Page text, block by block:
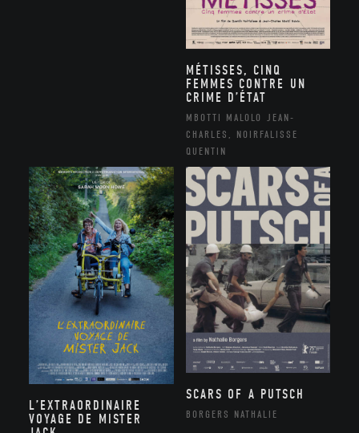
MÉTISSES, CINQ
FEMMES CONTRE UN
CRIME D’ÉTAT
MBOTTI MALOLO JEAN-
CHARLES, NOIRFALISSE
QUENTIN
L’EXTRAORDINAIRE
VOYAGE DE MISTER
SCARS OF A PUTSCH
BORGERS NATHALIE